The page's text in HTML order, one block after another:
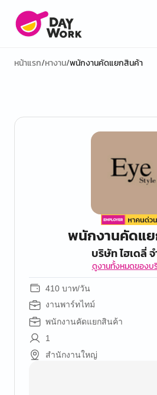
หน้าแรก/หางาน/พนักงานคัดแยกสินค้า
พนักงานคัดแ
บริษัท ไฮเดลี่
ดูงานทั้งหมดของบ
410 บาท/วัน
งานพาร์ทไทม์
พนักงานคัดแยกสินค้า
1
สำนักงานใหญ่